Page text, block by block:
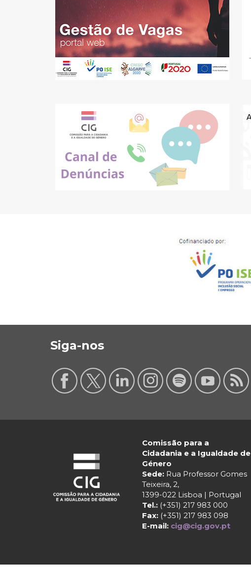
Siga-nos
Comissão para a
Cidadania e a Igualdade de
Género
Sede: Rua Professor Gomes
Teixeira, 2,
1399-022 Lisboa | Portugal
Tel.: (+351) 217 983 000
Fax: (+351) 217 983 098
E-mail: cig@cig.gov.pt